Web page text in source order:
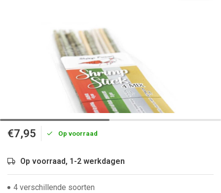
€7,95 Op voorraad
Op voorraad, 1-2 werkdagen
4 verschillende soorten